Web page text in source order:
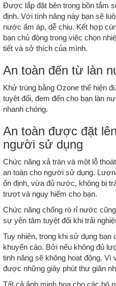
Được lắp đặt bên trong bồn tắm
định. Với tính năng này bạn sẽ
nước ấm áp, dễ chịu. Kết hợp
bạn chủ động trong việc chọn
tiết và sở thích của mình.
An toàn đến từ làn
Khử trùng bằng Ozone thể hiện
tuyệt đối, đem đến cho bạn làn
nhanh chóng.
An toàn được đặt
người sử dụng
Chức năng xả tràn và một lỗ
an toàn cho người sử dụng.
ổn định, vừa đủ nước, không bị
trượt và nguy hiểm cho bạn.
Chức năng chống rò rỉ nước
sự yên tâm tuyệt đối khi trải
Tuy nhiên, trong khi sử dụng
khuyến cáo. Bởi nếu không đủ
tinh năng sẽ không hoạt động.
được những giây phút thư giãn
Tất cả ảnh minh hoạ cho các bộ